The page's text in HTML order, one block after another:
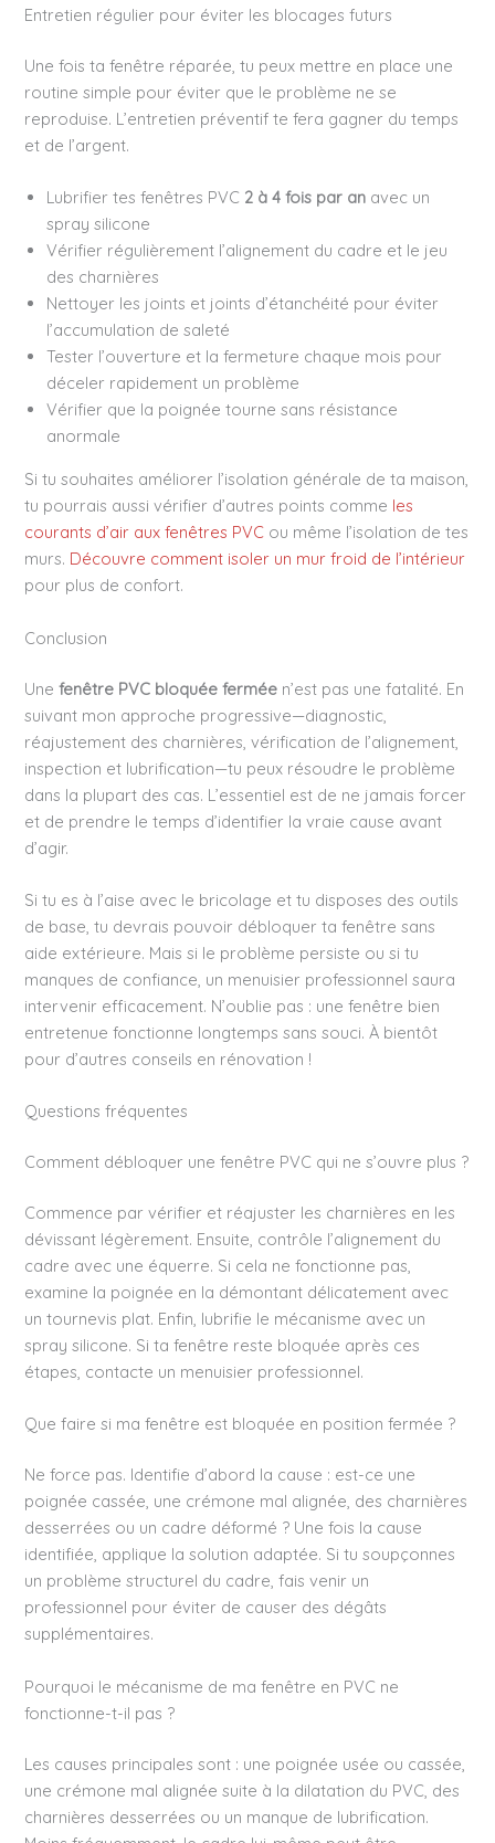
Entretien régulier pour éviter les blocages futurs
Une fois ta fenêtre réparée, tu peux mettre en place une
routine simple pour éviter que le problème ne se
reproduise. L’entretien préventif te fera gagner du temps
et de l’argent.
Lubrifier tes fenêtres PVC 2 à 4 fois par an avec un
spray silicone
Vérifier régulièrement l’alignement du cadre et le jeu
des charnières
Nettoyer les joints et joints d’étanchéité pour éviter
l’accumulation de saleté
Tester l’ouverture et la fermeture chaque mois pour
déceler rapidement un problème
Vérifier que la poignée tourne sans résistance
anormale
Si tu souhaites améliorer l’isolation générale de ta maison,
tu pourrais aussi vérifier d’autres points comme les
courants d’air aux fenêtres PVC ou même l’isolation de tes
murs. Découvre comment isoler un mur froid de l’intérieur
pour plus de confort.
Conclusion
Unefenêtre PVC bloquée fermée n’est pas une fatalité. En
suivant mon approche progressive—diagnostic,
réajustement des charnières, vérification de l’alignement,
inspection et lubrification—tu peux résoudre le problème
dans la plupart des cas. L’essentiel est de ne jamais forcer
et de prendre le temps d’identifier la vraie cause avant
d’agir.
Si tu es à l’aise avec le bricolage et tu disposes des outils
de base, tu devrais pouvoir débloquer ta fenêtre sans
aide extérieure. Mais si le problème persiste ou si tu
manques de confiance, un menuisier professionnel saura
intervenir efficacement. N’oublie pas : une fenêtre bien
entretenue fonctionne longtemps sans souci. À bientôt
pour d’autres conseils en rénovation !
Questions fréquentes
Comment débloquer une fenêtre PVC qui ne s’ouvre plus ?
Commence par vérifier et réajuster les charnières en les
dévissant légèrement. Ensuite, contrôle l’alignement du
cadre avec une équerre. Si cela ne fonctionne pas,
examine la poignée en la démontant délicatement avec
un tournevis plat. Enfin, lubrifie le mécanisme avec un
spray silicone. Si ta fenêtre reste bloquée après ces
étapes, contacte un menuisier professionnel.
Que faire si ma fenêtre est bloquée en position fermée ?
Ne force pas. Identifie d’abord la cause : est-ce une
poignée cassée, une crémone mal alignée, des charnières
desserrées ou un cadre déformé ? Une fois la cause
identifiée, applique la solution adaptée. Si tu soupçonnes
un problème structurel du cadre, fais venir un
professionnel pour éviter de causer des dégâts
supplémentaires.
Pourquoi le mécanisme de ma fenêtre en PVC ne
fonctionne-t-il pas ?
Les causes principales sont : une poignée usée ou cassée,
une crémone mal alignée suite à la dilatation du PVC, des
charnières desserrées ou un manque de lubrification.